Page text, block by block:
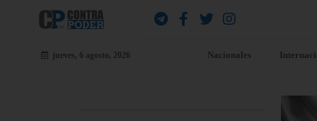
jueves, 6 agosto, 2026 Nacionales